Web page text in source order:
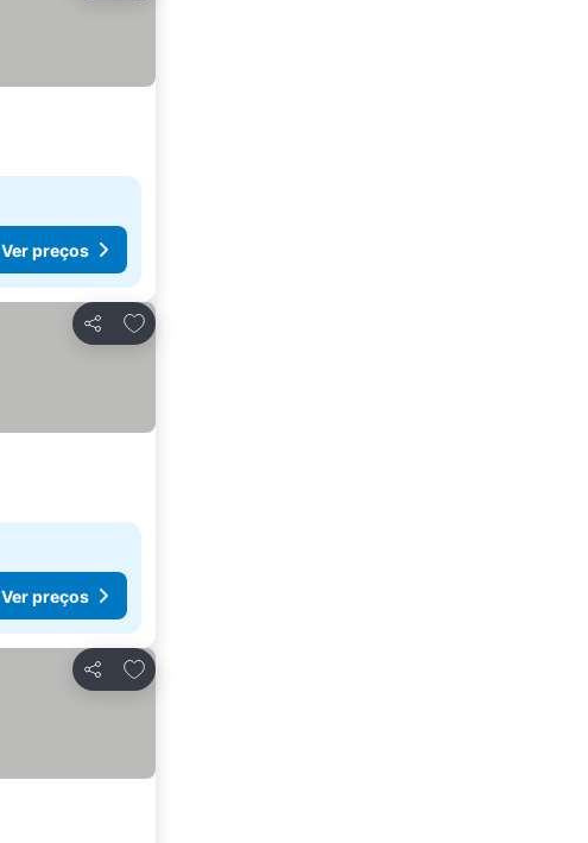
Ver preços
Partilhar
Adicionar aos favoritos
Ver preços
Partilhar
Adicionar aos favoritos